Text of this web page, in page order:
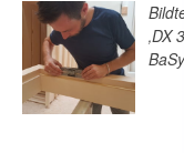
‚DX